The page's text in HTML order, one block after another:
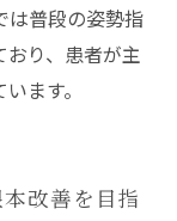
は普段の姿勢指
り、患者が主
ます。
改善を目指